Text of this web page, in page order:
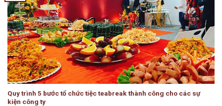
Quy trình 5 bước tổ chức tiệc teabreak thành công cho các sự
kiện công ty